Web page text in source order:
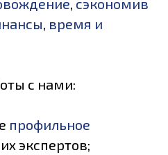
, время и
с нами:
профильное
экспертов;